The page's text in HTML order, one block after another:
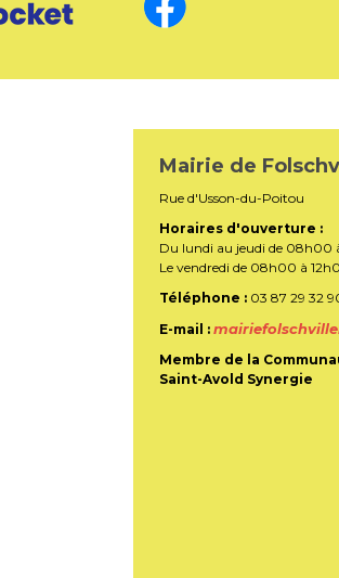
Mairie de
Rue d'Usson-du-Poitou
Horaires d'ouverture :
Du lundi au jeudi de 08h00
Le vendredi de 08h00 à
Téléphone : 03 87 29 32
E-mail :
Membre de la
Saint-Avold Synergie